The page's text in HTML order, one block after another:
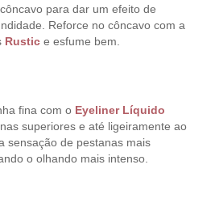
para dar um efeito de
Reforce no côncavo com a
Rustice esfume bem.
fina com o Eyeliner Líquido
superiores e até ligeiramente ao
sensação de pestanas mais
o olhando mais intenso.